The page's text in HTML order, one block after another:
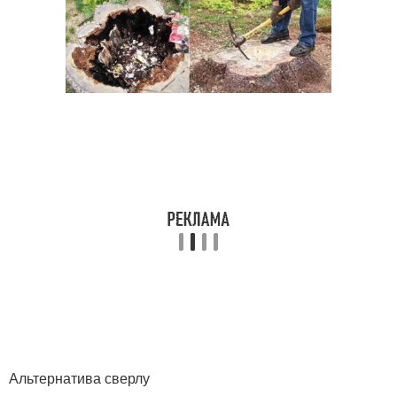
Альтернатива сверлу